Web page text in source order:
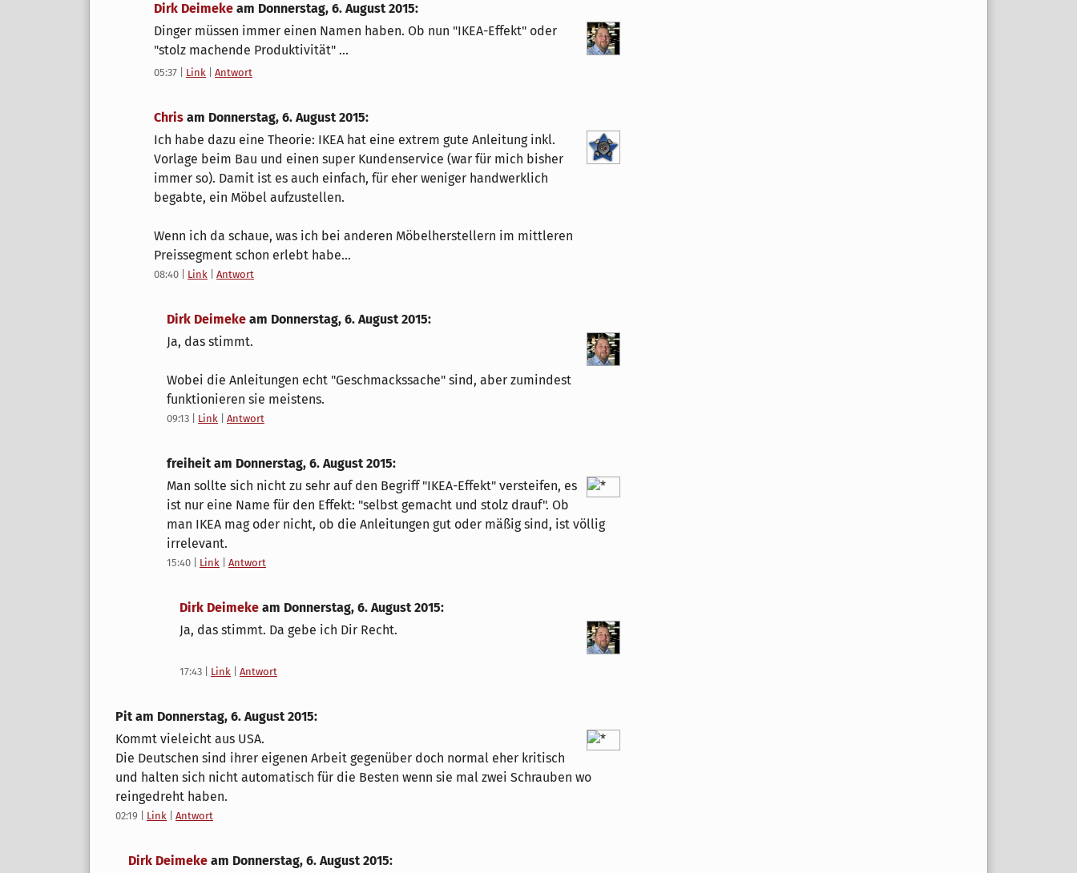
Dirk Deimeke am Donnerstag, 6. August 2015:
Dinger müssen immer einen Namen haben. Ob nun "IKEA-Effekt" oder
"stolz machende Produktivität" ...
05:37 Link Antwort
Chris am Donnerstag, 6. August 2015:
Ich habe dazu eine Theorie: IKEA hat eine extrem gute Anleitung inkl.
Vorlage beim Bau und einen super Kundenservice (war für mich bisher
immer so). Damit ist es auch einfach, für eher weniger handwerklich
begabte, ein Möbel aufzustellen.
Wenn ich da schaue, was ich bei anderen Möbelherstellern im mittleren
Preissegment schon erlebt habe...
08:40 Link Antwort
Dirk Deimeke am Donnerstag, 6. August 2015:
Ja, das stimmt.
Wobei die Anleitungen echt "Geschmackssache" sind, aber zumindest
funktionieren sie meistens.
09:13 Link Antwort
freiheit am Donnerstag, 6. August 2015:
Man sollte sich nicht zu sehr auf den Begriff "IKEA-Effekt" versteifen, es
ist nur eine Name für den Effekt: "selbst gemacht und stolz drauf". Ob
man IKEA mag oder nicht, ob die Anleitungen gut oder mäßig sind, ist völlig
irrelevant.
15:40 Link Antwort
Dirk Deimeke am Donnerstag, 6. August 2015:
Ja, das stimmt. Da gebe ich Dir Recht.
17:43 Link Antwort
Pit am Donnerstag, 6. August 2015:
Kommt vieleicht aus USA.
Die Deutschen sind ihrer eigenen Arbeit gegenüber doch normal eher kritisch
und halten sich nicht automatisch für die Besten wenn sie mal zwei Schrauben wo
reingedreht haben.
02:19 Link Antwort
Dirk Deimeke am Donnerstag, 6. August 2015: